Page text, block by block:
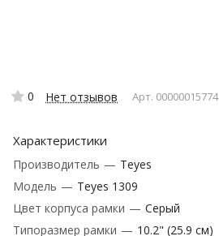
0 Нет отзывов Арт. 00000015774
Характеристики
Производитель — Teyes
Модель — Teyes 1309
Цвет корпуса рамки — Серый
Типоразмер рамки — 10.2" (25.9 см)